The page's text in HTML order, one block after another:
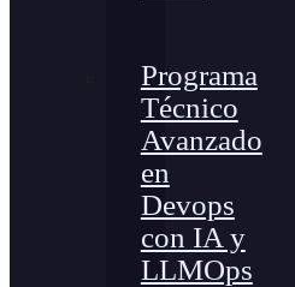
Programa
Técnico
Avanzado
en
Devops
con IA y
LLMOps